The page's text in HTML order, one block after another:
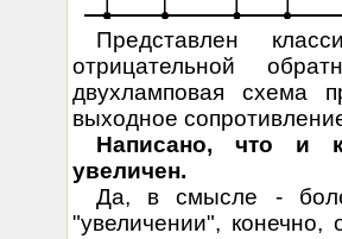
Представлен
отрицательной
двухламповая схема
выходное
Написано, что и
увеличен.
Да, в смысле -
"увеличении",